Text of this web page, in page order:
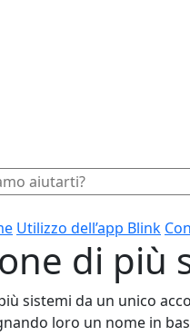
Utilizzo dell’app Blink
di più
sistemi da un unico
loro un nome in